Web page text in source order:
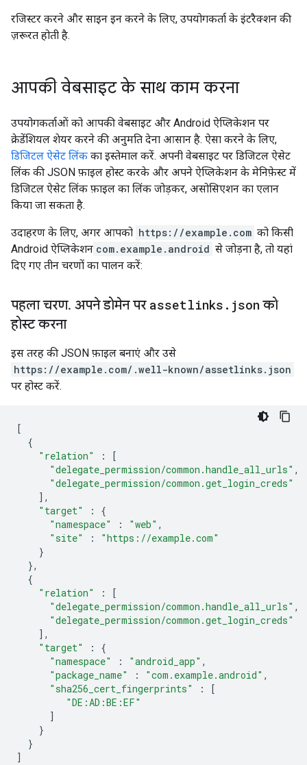
रजिस्टर करने और साइन इन करने के लिए, उपयोगकर्ता के इंटरैक्शन की
ज़रूरत होती है.
आपकी वेबसाइट के साथ काम करना
उपयोगकर्ताओं को आपकी वेबसाइट और Android ऐप्लिकेशन पर
क्रेडेंशियल शेयर करने की अनुमति देना आसान है. ऐसा करने के लिए,
डिजिटल ऐसेट लिंक का इस्तेमाल करें. अपनी वेबसाइट पर डिजिटल ऐसेट
लिंक की JSON फ़ाइल होस्ट करके और अपने ऐप्लिकेशन के मेनिफ़ेस्ट में
डिजिटल ऐसेट लिंक फ़ाइल का लिंक जोड़कर, असोसिएशन का एलान
किया जा सकता है.
उदाहरण के लिए, अगर आपको https://example.com को किसी
Android ऐप्लिकेशन com.example.android से जोड़ना है, तो यहां
दिए गए तीन चरणों का पालन करें:
पहला चरण. अपने डोमेन पर assetlinks . json को
होस्ट करना
इस तरह की JSON फ़ाइल बनाएं और उसे
https://example.com/.well-known/assetlinks.json
पर होस्ट करें.
[
{
"relation"
:
[
"delegate_permission/common.handle_all_urls" ,
"delegate_permission/common.get_login_creds"
],
"target"
:
{
"namespace"
: "web" ,
"site"
:
"https://example.com"
}
},
{
"relation"
:
[
"delegate_permission/common.handle_all_urls" ,
"delegate_permission/common.get_login_creds"
],
"target"
:
{
"namespace"
: "android_app" ,
"package_name"
: "com.example.android" ,
"sha256_cert_fingerprints"
:
[
"DE:AD:BE:EF"
]
}
}
]